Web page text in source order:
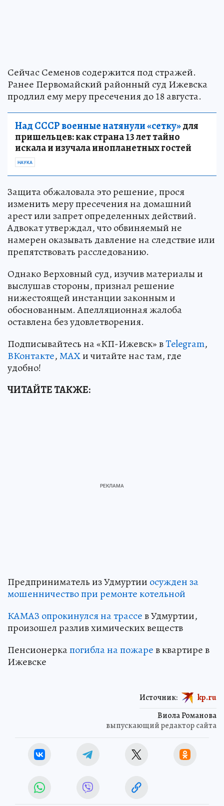
Сейчас Семенов содержится под стражей.
Ранее Первомайский районный суд Ижевска
продлил ему меру пресечения до 18 августа.
Над СССР военные натянули «сетку»для
пришельцев: как страна 13 лет тайно
искала и изучала инопланетных гостей
НАУКА
Защита обжаловала это решение, прося
изменить меру пресечения на домашний
арест или запрет определенных действий.
Адвокат утверждал, что обвиняемый не
намерен оказывать давление на следствие или
препятствовать расследованию.
Однако Верховный суд, изучив материалы и
выслушав стороны, признал решение
нижестоящей инстанции законным и
обоснованным. Апелляционная жалоба
оставлена без удовлетворения.
Подписывайтесь на «КП-Ижевск» вTelegram,
ВКонтакте,МАХи читайте нас там, где
удобно!
ЧИТАЙТЕ ТАКЖЕ:
Предприниматель из Удмуртии осужден за
мошенничество при ремонте котельной
КАМАЗ опрокинулся на трассев Удмуртии,
произошел разлив химических веществ
Пенсионеркапогибла на пожарев квартире в
Ижевске
Виола Романова
выпускающий редактор сайта
Источник: kp.ru